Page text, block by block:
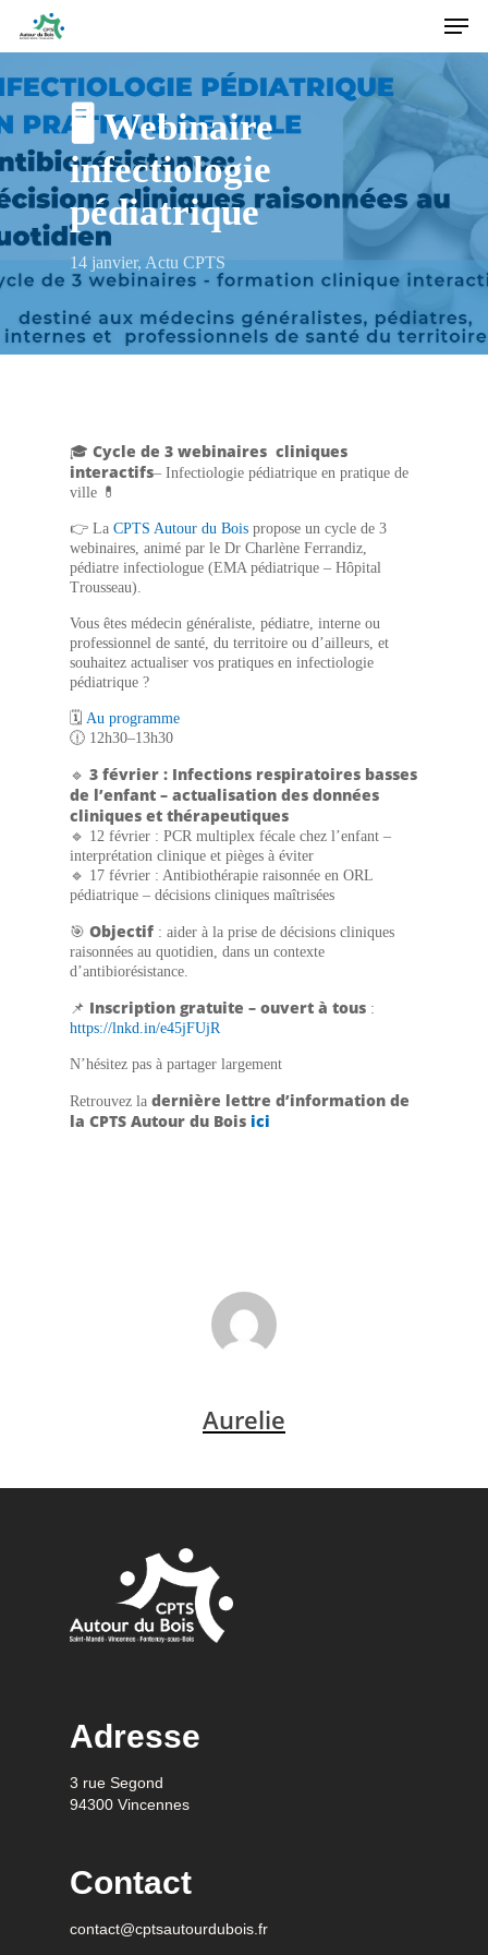
content
Menu
🖥️ Webinaire
infectiologie
pédiatrique
14 janvier, Actu CPTS
🎓Cycle de 3 webinaires cliniques
interactifs– Infectiologie pédiatrique en pratique de
ville 💊
👉 LaCPTS Autour du Bois propose un cycle de 3
webinaires, animé par le Dr Charlène Ferrandiz,
pédiatre infectiologue (EMA pédiatrique – Hôpital
Trousseau).
Vous êtes médecin généraliste, pédiatre, interne ou
professionnel de santé, du territoire ou d’ailleurs, et
souhaitez actualiser vos pratiques en infectiologie
pédiatrique ?
🗓Au programme
🕧 12h30–13h30
🔹3 février : Infections respiratoires basses
de l’enfant – actualisation des données
cliniques et thérapeutiques
🔹 12 février : PCR multiplex fécale chez l’enfant –
interprétation clinique et pièges à éviter
🔹 17 février : Antibiothérapie raisonnée en ORL
pédiatrique – décisions cliniques maîtrisées
🎯Objectif : aider à la prise de décisions cliniques
raisonnées au quotidien, dans un contexte
d’antibiorésistance.
📌 Inscription gratuite – ouvert à tous :
https://lnkd.in/e45jFUjR
N’hésitez pas à partager largement
Retrouvez ladernière lettre d’information de
la CPTS Autour du Bois ici
Aurelie
Adresse
3 rue Segond
94300 Vincennes
Contact
contact@cptsautourdubois.fr